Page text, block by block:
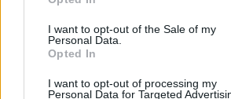
use your data for below specified
consent section.
I want to opt-out of the Sale of my
Personal Data.
Opted In
I want to opt-out of processing my
Personal Data for Targeted